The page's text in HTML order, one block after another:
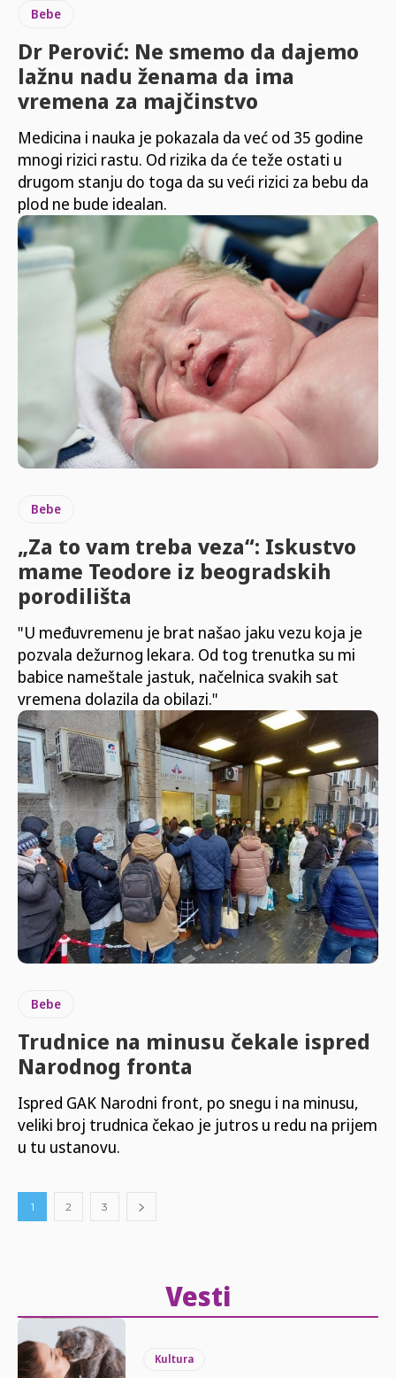
Bebe
Dr Perović: Ne smemo da dajemo
lažnu nadu ženama da ima
vremena za majčinstvo
Medicina i nauka je pokazala da već od 35 godine
mnogi rizici rastu. Od rizika da će teže ostati u
drugom stanju do toga da su veći rizici za bebu da
plod ne bude idealan.
Bebe
„Za to vam treba veza“: Iskustvo
mame Teodore iz beogradskih
porodilišta
"U međuvremenu je brat našao jaku vezu koja je
pozvala dežurnog lekara. Od tog trenutka su mi
babice nameštale jastuk, načelnica svakih sat
vremena dolazila da obilazi."
Bebe
Trudnice na minusu čekale ispred
Narodnog fronta
Ispred GAK Narodni front, po snegu i na minusu,
veliki broj trudnica čekao je jutros u redu na prijem
u tu ustanovu.
1 2 3
Vesti
Kultura